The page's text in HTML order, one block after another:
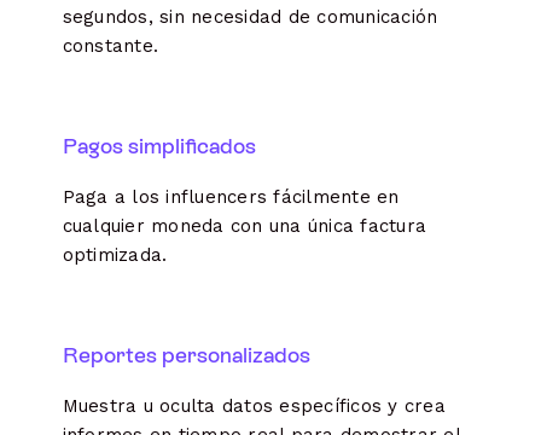
segundos, sin necesidad de comunicación
constante.
Pagos simplificados
Paga a los influencers fácilmente en
cualquier moneda con una única factura
optimizada.
Reportes personalizados
Muestra u oculta datos específicos y crea